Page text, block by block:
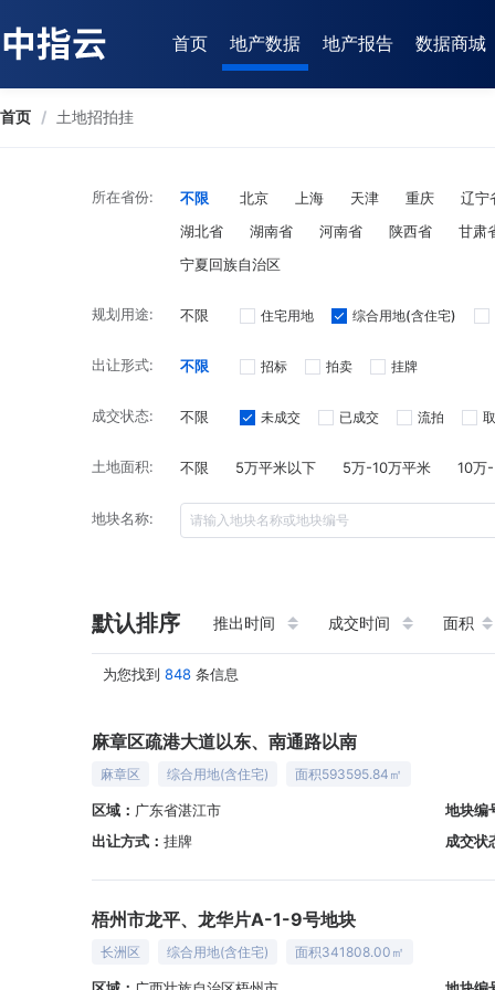
首页 地产数据 地产报告 数据商城
首页 / 土地招拍挂
所在省份: 不限 北京 上海 天津 重庆
辽宁
湖北省
湖南省 河南省 陕西省
甘肃
宁夏回族自治区
规划用途: 不限 住宅用地 综合用地(含住宅)
出让形式: 不限 招标 拍卖 挂牌
成交状态: 不限 未成交 已成交 流拍
土地面积: 不限 5万平米以下 5万-10万平米 10万
地块名称:
默认排序 推出时间 成交时间 面积
为您找到 848 条信息
麻章区疏港大道以东、南通路以南
麻章区 综合用地(含住宅) 面积593595.84㎡
区域： 广东省湛江市
地块编
出让方式： 挂牌 成交状
梧州市龙平、龙华片A-1-9号地块
长洲区 综合用地(含住宅) 面积341808.00㎡